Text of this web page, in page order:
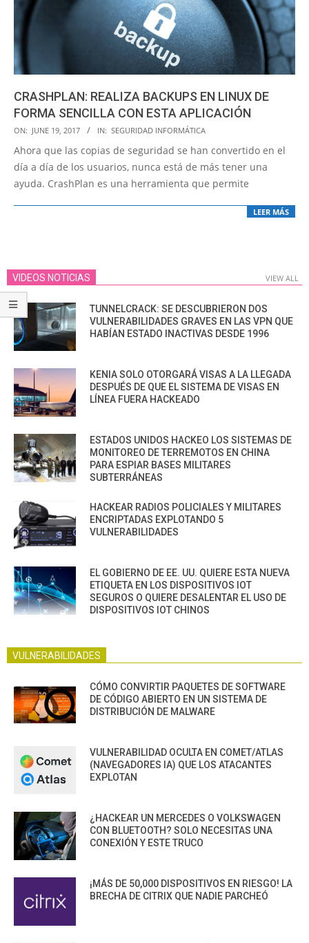
CRASHPLAN: REALIZA BACKUPS EN LINUX DE
FORMA SENCILLA CON ESTA APLICACIÓN
2017-
06-
19
ON: JUNE 19, 2017 IN: SEGURIDAD INFORMÁTICA
Ahora que las copias de seguridad se han convertido en el
día a día de los usuarios, nunca está de más tener una
ayuda. CrashPlan es una herramienta que permite
LEER MÁS
VIDEOS NOTICIAS VIEW ALL
TUNNELCRACK: SE DESCUBRIERON DOS
VULNERABILIDADES GRAVES EN LAS VPN QUE
HABÍAN ESTADO INACTIVAS DESDE 1996
KENIA SOLO OTORGARÁ VISAS A LA LLEGADA
DESPUÉS DE QUE EL SISTEMA DE VISAS EN
LÍNEA FUERA HACKEADO
ESTADOS UNIDOS HACKEO LOS SISTEMAS DE
MONITOREO DE TERREMOTOS EN CHINA
PARA ESPIAR BASES MILITARES
SUBTERRÁNEAS
HACKEAR RADIOS POLICIALES Y MILITARES
ENCRIPTADAS EXPLOTANDO 5
VULNERABILIDADES
EL GOBIERNO DE EE. UU. QUIERE ESTA NUEVA
ETIQUETA EN LOS DISPOSITIVOS IOT
SEGUROS O QUIERE DESALENTAR EL USO DE
DISPOSITIVOS IOT CHINOS
VULNERABILIDADES
CÓMO CONVIRTIR PAQUETES DE SOFTWARE
DE CÓDIGO ABIERTO EN UN SISTEMA DE
DISTRIBUCIÓN DE MALWARE
VULNERABILIDAD OCULTA EN COMET/ATLAS
(NAVEGADORES IA) QUE LOS ATACANTES
EXPLOTAN
¿HACKEAR UN MERCEDES O VOLKSWAGEN
CON BLUETOOTH? SOLO NECESITAS UNA
CONEXIÓN Y ESTE TRUCO
¡MÁS DE 50,000 DISPOSITIVOS EN RIESGO! LA
BRECHA DE CITRIX QUE NADIE PARCHEÓ